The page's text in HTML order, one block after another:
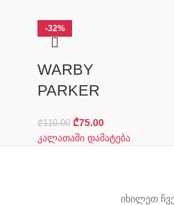
-32%
WARBY
PARKER
₾110.00 ₾75.00
კალათაში დამატება
იხილეთ